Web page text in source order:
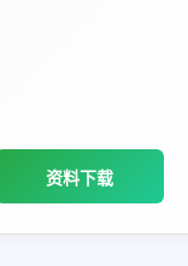
资料下载